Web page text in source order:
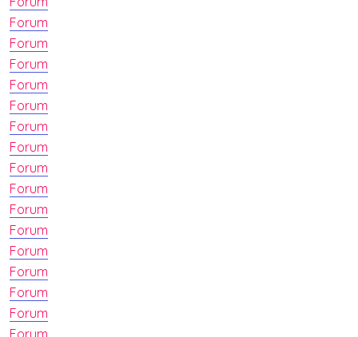
Forum
Forum
Forum
Forum
Forum
Forum
Forum
Forum
Forum
Forum
Forum
Forum
Forum
Forum
Forum
Forum